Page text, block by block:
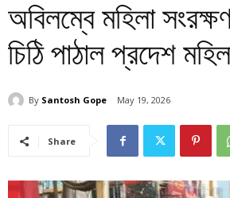
অবিলম্বে মহিলা
চিঠি পাঠাল প্রদেশ
By Santosh Gope May 19, 2026
Share